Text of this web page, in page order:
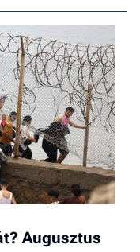
Augusztus